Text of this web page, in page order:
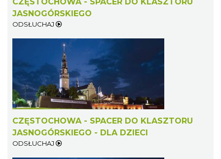
CZĘSTOCHOWA - SPACER DO KLASZTORU
JASNOGÓRSKIEGO
ODSŁUCHAJ
CZĘSTOCHOWA - SPACER DO KLASZTORU
JASNOGÓRSKIEGO - DLA DZIECI
ODSŁUCHAJ